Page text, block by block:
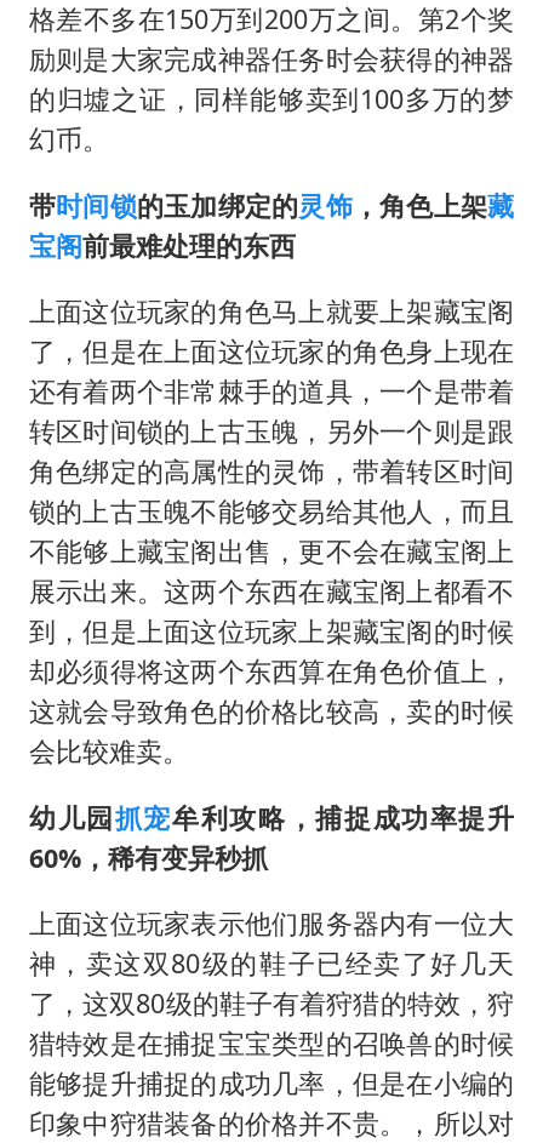
格差不多在150万到200万之间。第2个奖
励则是大家完成神器任务时会获得的神器
的归墟之证，同样能够卖到100多万的梦
幻币。
带时间锁的玉加绑定的灵饰，角色上架藏
宝阁前最难处理的东西
上面这位玩家的角色马上就要上架藏宝阁
了，但是在上面这位玩家的角色身上现在
还有着两个非常棘手的道具，一个是带着
转区时间锁的上古玉魄，另外一个则是跟
角色绑定的高属性的灵饰，带着转区时间
锁的上古玉魄不能够交易给其他人，而且
不能够上藏宝阁出售，更不会在藏宝阁上
展示出来。这两个东西在藏宝阁上都看不
到，但是上面这位玩家上架藏宝阁的时候
却必须得将这两个东西算在角色价值上，
这就会导致角色的价格比较高，卖的时候
会比较难卖。
幼儿园抓宠牟利攻略，捕捉成功率提升
60%，稀有变异秒抓
上面这位玩家表示他们服务器内有一位大
神，卖这双80级的鞋子已经卖了好几天
了，这双80级的鞋子有着狩猎的特效，狩
猎特效是在捕捉宝宝类型的召唤兽的时候
能够提升捕捉的成功几率，但是在小编的
印象中狩猎装备的价格并不贵。，所以对